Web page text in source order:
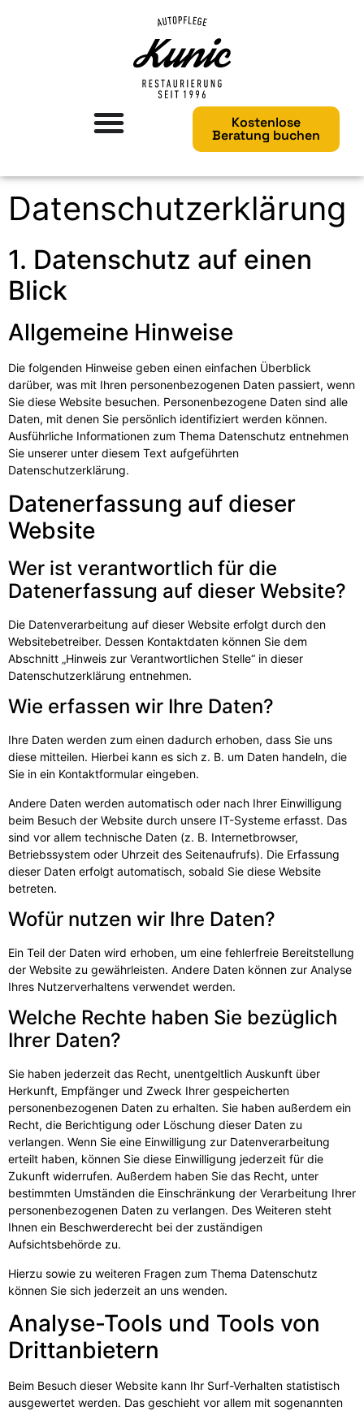
Kostenlose
Beratung buchen
Datenschutz­erklärung
1. Datenschutz auf einen
Blick
Allgemeine Hinweise
Die folgenden Hinweise geben einen einfachen Überblick
darüber, was mit Ihren personenbezogenen Daten passiert, wenn
Sie diese Website besuchen. Personenbezogene Daten sind alle
Daten, mit denen Sie persönlich identifiziert werden können.
Ausführliche Informationen zum Thema Datenschutz entnehmen
Sie unserer unter diesem Text aufgeführten
Datenschutzerklärung.
Datenerfassung auf dieser
Website
Wer ist verantwortlich für die
Datenerfassung auf dieser Website?
Die Datenverarbeitung auf dieser Website erfolgt durch den
Websitebetreiber. Dessen Kontaktdaten können Sie dem
Abschnitt „Hinweis zur Verantwortlichen Stelle“ in dieser
Datenschutzerklärung entnehmen.
Wie erfassen wir Ihre Daten?
Ihre Daten werden zum einen dadurch erhoben, dass Sie uns
diese mitteilen. Hierbei kann es sich z. B. um Daten handeln, die
Sie in ein Kontaktformular eingeben.
Andere Daten werden automatisch oder nach Ihrer Einwilligung
beim Besuch der Website durch unsere IT-Systeme erfasst. Das
sind vor allem technische Daten (z. B. Internetbrowser,
Betriebssystem oder Uhrzeit des Seitenaufrufs). Die Erfassung
dieser Daten erfolgt automatisch, sobald Sie diese Website
betreten.
Wofür nutzen wir Ihre Daten?
Ein Teil der Daten wird erhoben, um eine fehlerfreie Bereitstellung
der Website zu gewährleisten. Andere Daten können zur Analyse
Ihres Nutzerverhaltens verwendet werden.
Welche Rechte haben Sie bezüglich
Ihrer Daten?
Sie haben jederzeit das Recht, unentgeltlich Auskunft über
Herkunft, Empfänger und Zweck Ihrer gespeicherten
personenbezogenen Daten zu erhalten. Sie haben außerdem ein
Recht, die Berichtigung oder Löschung dieser Daten zu
verlangen. Wenn Sie eine Einwilligung zur Datenverarbeitung
erteilt haben, können Sie diese Einwilligung jederzeit für die
Zukunft widerrufen. Außerdem haben Sie das Recht, unter
bestimmten Umständen die Einschränkung der Verarbeitung Ihrer
personenbezogenen Daten zu verlangen. Des Weiteren steht
Ihnen ein Beschwerderecht bei der zuständigen
Aufsichtsbehörde zu.
Hierzu sowie zu weiteren Fragen zum Thema Datenschutz
können Sie sich jederzeit an uns wenden.
Analyse-Tools und Tools von
Dritt­anbietern
Beim Besuch dieser Website kann Ihr Surf-Verhalten statistisch
ausgewertet werden. Das geschieht vor allem mit sogenannten